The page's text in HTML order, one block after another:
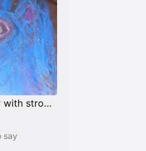
Iʼm an INFP with strong Ni
say